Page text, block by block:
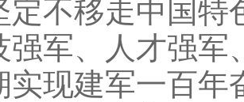
定不移走中国特
强军、人才强军
实现建军一百年